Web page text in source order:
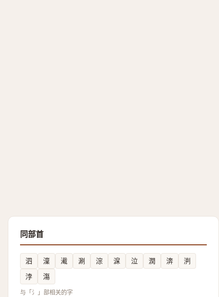
同部首
泗 澟 㵶 涮 淙 淭 泣 潤 渀
㴊
浡
漡
与「氵」部相关的字